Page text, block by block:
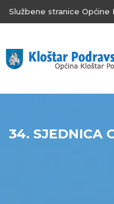
Službene stranice Općine
34. SJEDNICA